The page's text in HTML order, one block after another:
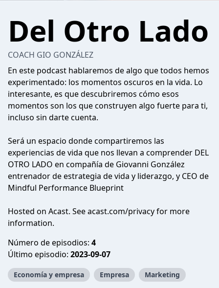
Del Otro Lado
COACH GIO GONZÁLEZ
En este podcast hablaremos de algo que todos hemos
experimentado: los momentos oscuros en la vida. Lo
interesante, es que descubriremos cómo esos
momentos son los que construyen algo fuerte para ti,
incluso sin darte cuenta.
Será un espacio donde compartiremos las
experiencias de vida que nos llevan a comprender DEL
OTRO LADO en compañía de Giovanni González
entrenador de estrategia de vida y liderazgo, y CEO de
Mindful Performance Blueprint
Hosted on Acast. Seeacast.com/privacyfor more
information.
Número de episodios: 4
Último episodio: 2023-09-07
Economía y empresa Empresa Marketing